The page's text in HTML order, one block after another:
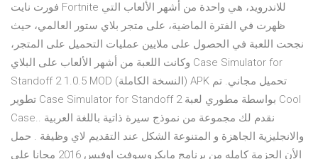
فورت نايت Fortnite للاندرويد، هي واحدة من أشهر الألعاب التي
ظهرت في الفترة الماضية، على متجر بلاي ستور العالمي، حيث
نجحت اللعبة في الحصول على ملايين عمليات التحميل على المتجر،
وكانت اللعبة من أشهر الألعاب على البلاي Case Simulator for
Standoff 2 1.0.5 MOD (النسخة الكاملة) APK تحميل مجاني. تم
تطوير Case Simulator for Standoff 2 بواسطة مطوري لعبة Cool
Case.. نقدم لك مجموعة من نموذج سيرة ذاتية باللغة العربية
والانجليزية الجاهزة و المتنوعة الشكل عند التقديم لاي وظيفة . حمل
الأن الحزمة كامله من برنامج مايكروسوفت اوفيس 2016 مجانا على